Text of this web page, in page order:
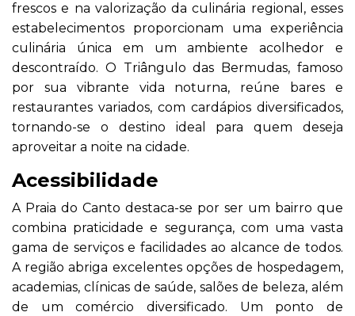
frescos e na valorização da culinária regional, esses
estabelecimentos proporcionam uma experiência
culinária única em um ambiente acolhedor e
descontraído. O Triângulo das Bermudas, famoso
por sua vibrante vida noturna, reúne bares e
restaurantes variados, com cardápios diversificados,
tornando-se o destino ideal para quem deseja
aproveitar a noite na cidade.
Acessibilidade
A Praia do Canto destaca-se por ser um bairro que
combina praticidade e segurança, com uma vasta
gama de serviços e facilidades ao alcance de todos.
A região abriga excelentes opções de hospedagem,
academias, clínicas de saúde, salões de beleza, além
de um comércio diversificado. Um ponto de